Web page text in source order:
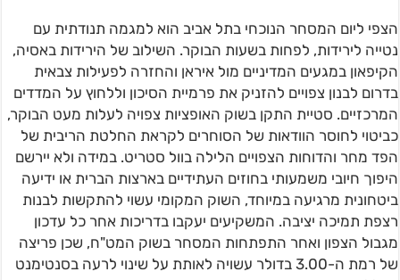
הצפי ליום המסחר הנוכחי בתל אביב הוא למגמה תנודתית עם
נטייה לירידות, לפחות בשעות הבוקר. השילוב של הירידות באסיה,
הקיפאון במגעים המדיניים מול איראן והחזרה לפעילות צבאית
בדרום לבנון צפויים להזניק את פרמיית הסיכון וללחוץ על המדדים
המרכזיים. סטיית התקן בשוק האופציות צפויה לעלות מעט הבוקר,
כביטוי לחוסר הוודאות של הסוחרים לקראת החלטת הריבית של
הפד מחר והדוחות הצפויים הלילה בוול סטריט. במידה ולא יירשם
היפוך חיובי משמעותי בחוזים העתידיים בארצות הברית או ידיעה
ביטחונית מרגיעה במיוחד, השוק המקומי עשוי להתקשות לבנות
רצפת תמיכה יציבה. המשקיעים יעקבו בדריכות אחר כל עדכון
מגבול הצפון ואחר התפתחות המסחר בשוק המט"ח, שכן פריצה
של רמת ה-3.00 בדולר עשויה לאותת על שינוי לרעה בסנטימנט